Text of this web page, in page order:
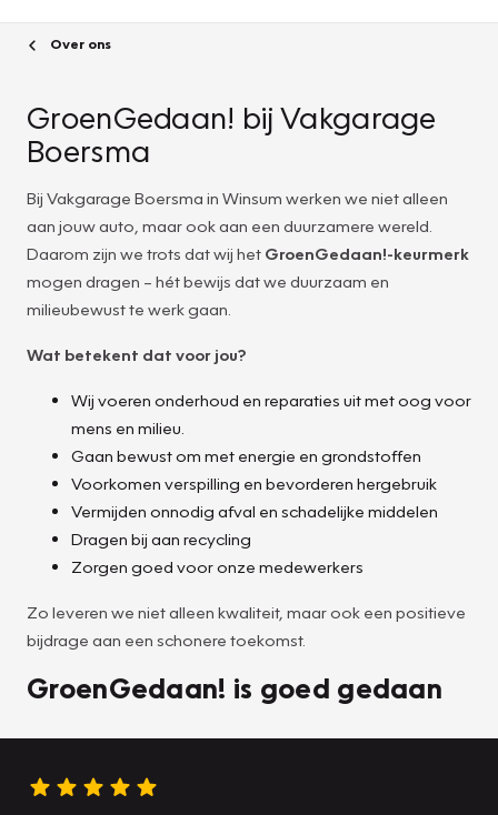
Over ons
GroenGedaan! bij Vakgarage
Boersma
Bij Vakgarage Boersma in Winsum werken we niet alleen
aan jouw auto, maar ook aan een duurzamere wereld.
Daarom zijn we trots dat wij het GroenGedaan!-keurmerk
mogen dragen – hét bewijs dat we duurzaam en
milieubewust te werk gaan.
Wat betekent dat voor jou?
Wij voeren onderhoud en reparaties uit met oog voor
mens en milieu.
Gaan bewust om met energie en grondstoffen
Voorkomen verspilling en bevorderen hergebruik
Vermijden onnodig afval en schadelijke middelen
Dragen bij aan recycling
Zorgen goed voor onze medewerkers
Zo leveren we niet alleen kwaliteit, maar ook een positieve
bijdrage aan een schonere toekomst.
GroenGedaan! is goed gedaan